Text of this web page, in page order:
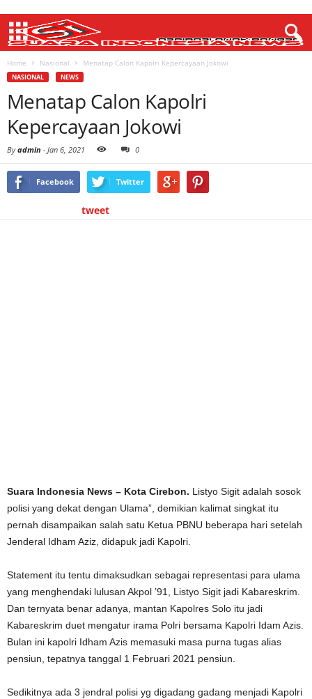
Home Nasional Menatap Calon Kapolri Kepercayaan Jokowi
NASIONAL NEWS
Menatap Calon Kapolri
Kepercayaan Jokowi
Byadmin - Jan 6, 2021 0
Facebook Twitter
tweet
Suara Indonesia News – Kota Cirebon. Listyo Sigit adalah sosok
polisi yang dekat dengan Ulama”, demikian kalimat singkat itu
pernah disampaikan salah satu Ketua PBNU beberapa hari setelah
Jenderal Idham Aziz, didapuk jadi Kapolri.
Statement itu tentu dimaksudkan sebagai representasi para ulama
yang menghendaki lulusan Akpol ’91, Listyo Sigit jadi Kabareskrim.
Dan ternyata benar adanya, mantan Kapolres Solo itu jadi
Kabareskrim duet mengatur irama Polri bersama Kapolri Idam Azis.
Bulan ini kapolri Idham Azis memasuki masa purna tugas alias
pensiun, tepatnya tanggal 1 Februari 2021 pensiun.
Sedikitnya ada 3 jendral polisi yg digadang gadang menjadi Kapolri